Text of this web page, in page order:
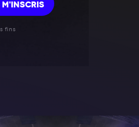
M'INSCRIS
fins